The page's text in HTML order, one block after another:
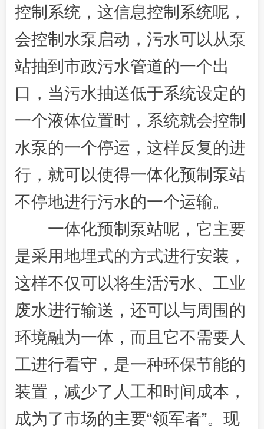
控制系统，这信息控制系统呢，
会控制水泵启动，污水可以从泵
站抽到市政污水管道的一个出
口，当污水抽送低于系统设定的
一个液体位置时，系统就会控制
水泵的一个停运，这样反复的进
行，就可以使得一体化预制泵站
不停地进行污水的一个运输。
一体化预制泵站呢，它主要
是采用地埋式的方式进行安装，
这样不仅可以将生活污水、工业
废水进行输送，还可以与周围的
环境融为一体，而且它不需要人
工进行看守，是一种环保节能的
装置，减少了人工和时间成本，
成为了市场的主要“领军者”。现